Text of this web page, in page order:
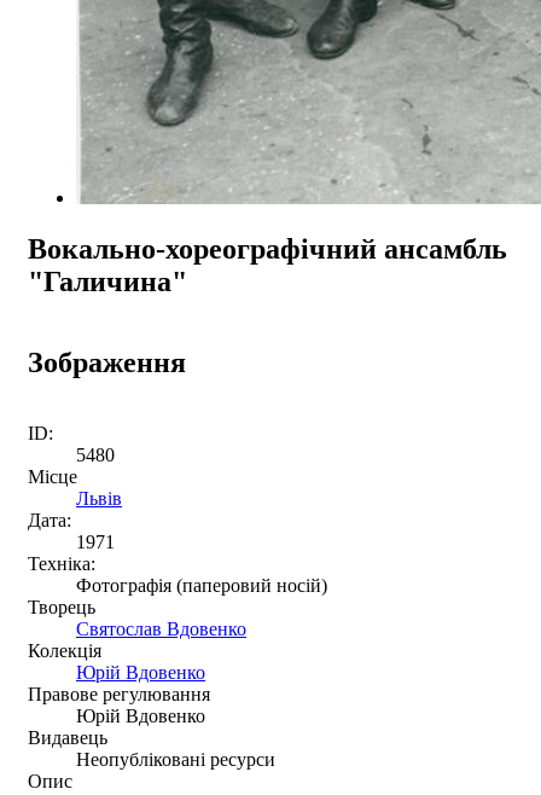
Вокально-хореографічний ансамбль
"Галичина"
Зображення
ID:
5480
Місце
Львів
Дата:
1971
Техніка:
Фотографія (паперовий носій)
Творець
Святослав Вдовенко
Колекція
Юрій Вдовенко
Правове регулювання
Юрій Вдовенко
Видавець
Неопубліковані ресурси
Опис